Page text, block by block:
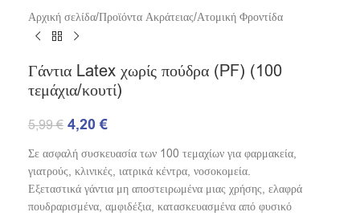
Αρχική σελίδα/Προϊόντα Ακράτειας/Ατομική Φροντίδα
Γάντια Latex χωρίς πούδρα (PF) (100
τεμάχια/κουτί)
5,99€ 4,20€
Σε ασφαλή συσκευασία των 100 τεμαχίων για φαρμακεία,
γιατρούς, κλινικές, ιατρικά κέντρα, νοσοκομεία.
Εξεταστικά γάντια μη αποστειρωμένα μιας χρήσης, ελαφρά
πουδραρισμένα, αμφιδέξια, κατασκευασμένα από φυσικό